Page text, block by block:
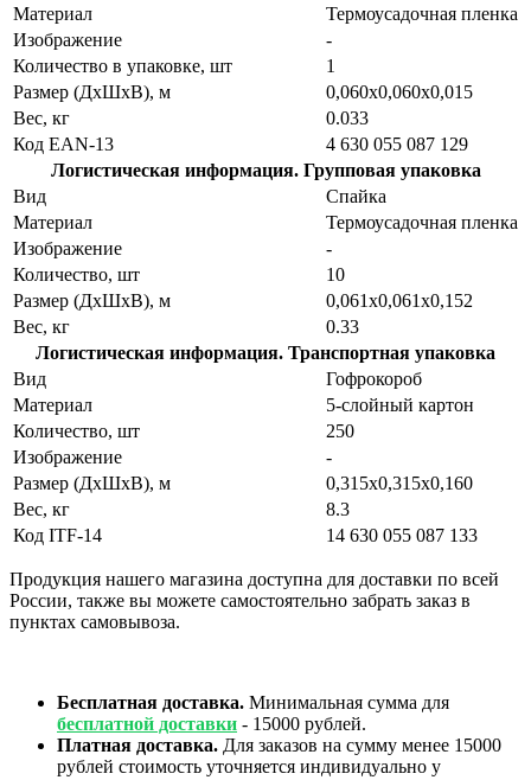
Материал
Термоусадочная пленка
Изображение
-
Количество в упаковке, шт
1
Размер (ДхШхВ), м
0,060х0,060х0,015
Вес, кг
0.033
Код EAN-13
4 630 055 087 129
Логистическая информация. Групповая упаковка
Вид
Спайка
Материал
Термоусадочная пленка
Изображение
-
Количество, шт
10
Размер (ДхШхВ), м
0,061х0,061х0,152
Вес, кг
0.33
Логистическая информация. Транспортная упаковка
Вид
Гофрокороб
Материал
5-слойный картон
Количество, шт
250
Изображение
-
Размер (ДхШхВ), м
0,315х0,315х0,160
Вес, кг
8.3
Код ITF-14
14 630 055 087 133
Продукция нашего магазина доступна для доставки по всей
России, также вы можете самостоятельно забрать заказ в
пунктах самовывоза.
Бесплатная доставка. Минимальная сумма для
бесплатной доставки - 15000 рублей.
Платная доставка. Для заказов на сумму менее 15000
рублей стоимость уточняется индивидуально у